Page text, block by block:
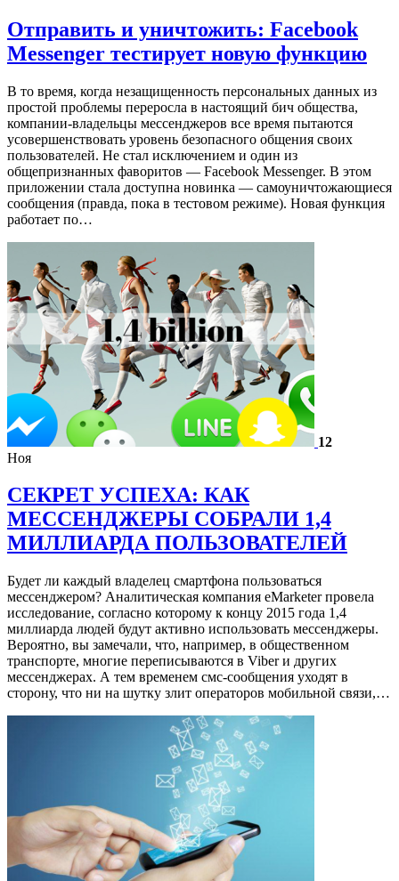
Отправить и уничтожить: Facebook
Messenger тестирует новую функцию
В то время, когда незащищенность персональных данных из
простой проблемы переросла в настоящий бич общества,
компании-владельцы мессенджеров все время пытаются
усовершенствовать уровень безопасного общения своих
пользователей. Не стал исключением и один из
общепризнанных фаворитов — Facebook Messenger. В этом
приложении стала доступна новинка — самоуничтожающиеся
сообщения (правда, пока в тестовом режиме). Новая функция
работает по…
12
Ноя
СЕКРЕТ УСПЕХА: КАК
МЕССЕНДЖЕРЫ СОБРАЛИ 1,4
МИЛЛИАРДА ПОЛЬЗОВАТЕЛЕЙ
Будет ли каждый владелец смартфона пользоваться
мессенджером? Аналитическая компания eMarketer провела
исследование, согласно которому к концу 2015 года 1,4
миллиарда людей будут активно использовать мессенджеры.
Вероятно, вы замечали, что, например, в общественном
транспорте, многие переписываются в Viber и других
мессенджерах. А тем временем смс-сообщения уходят в
сторону, что ни на шутку злит операторов мобильной связи,…